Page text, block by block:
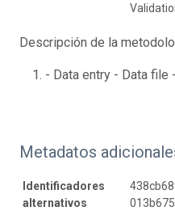
Descripción de la
- Data entry - Data file
Metadatos
Identificadores
alternativos